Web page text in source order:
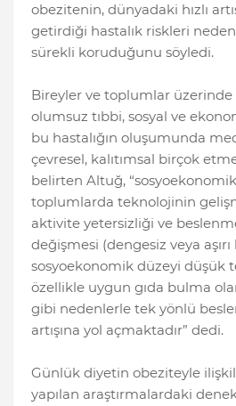
obezitenin, dünyadaki hızlı
getirdiği hastalık riskleri
sürekli koruduğunu söyledi.
Bireyler ve toplumlar
olumsuz tıbbi, sosyal ve
bu hastalığın oluşumunda
çevresel, kalıtımsal birçok
belirten Altuğ,
toplumlarda teknolojinin
aktivite yetersizliği ve beslenme
değişmesi (dengesiz veya
sosyoekonomik düzeyi düşük
özellikle uygun gıda bulma
gibi nedenlerle tek yönlü
artışına yol açmaktadır” dedi.
Günlük diyetin obeziteyle
yapılan araştırmalardaki